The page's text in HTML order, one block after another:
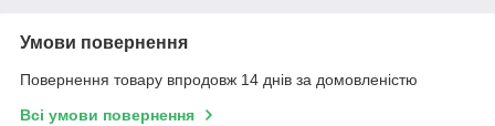
Умови повернення
Повернення товару впродовж 14 днів за домовленістю
Всі умови повернення